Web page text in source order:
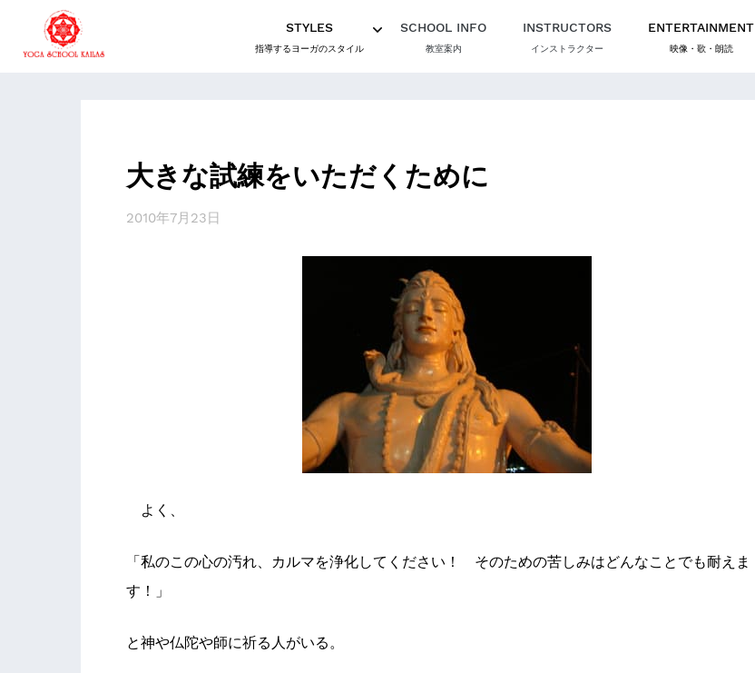
STYLES
指導するヨーガのスタイル
SCHOOL INFO
教室案内
INSTRUCTORS
インストラクター
ENTERTAINMENT
映像・歌・朗読
大きな試練をいただくために
2010年7月23日
よく、
「私のこの心の汚れ、カルマを浄化してください！ そのための苦しみはどんなことでも耐えま
す！」
と神や仏陀や師に祈る人がいる。